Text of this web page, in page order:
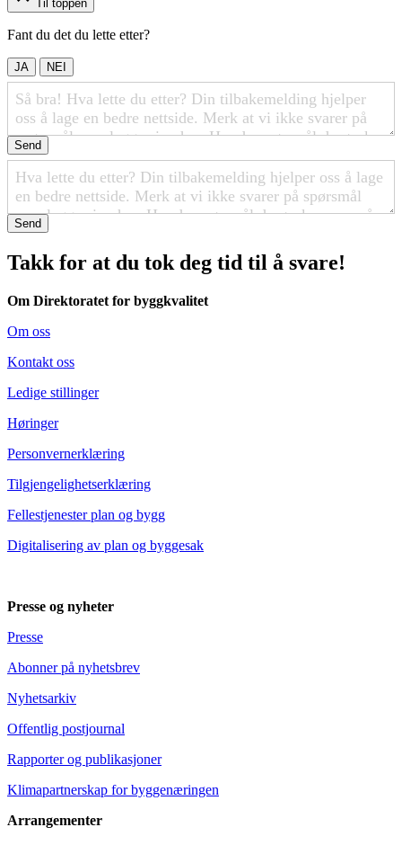
Til toppen
Fant du det du lette etter?
JA NEI
Send
Send
Takk for at du tok deg tid til å svare!
Om Direktoratet for byggkvalitet
Om oss
Kontakt oss
Ledige stillinger
Høringer
Personvernerklæring
Tilgjengelighetserklæring
Fellestjenester plan og bygg
Digitalisering av plan og byggesak
Presse og nyheter
Presse
Abonner på nyhetsbrev
Nyhetsarkiv
Offentlig postjournal
Rapporter og publikasjoner
Klimapartnerskap for byggenæringen
Arrangementer